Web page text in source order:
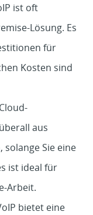
ist oft
Lösung. Es
für
Kosten sind
aus
Sie eine
ist ideal für
Arbeit.
bietet eine